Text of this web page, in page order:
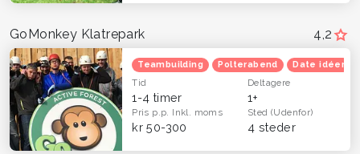
4,2
GoMonkey Klatrepark
Teambuilding Polterabend Date idéer
Tid
1-4 timer
Deltagere
1+
Pris p.p. Inkl. moms
kr 50-300
Sted(Udenfor)
4 steder